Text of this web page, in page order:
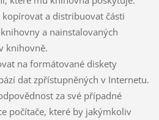
kopírovat a distribuovat části
a nainstalovaných
knihovně.
na formátované diskety
dat zpřístupněných v Internetu.
za své případné
počítače, které by jakýmkoliv